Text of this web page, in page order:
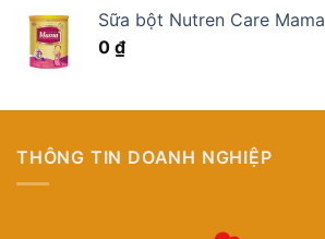
Sữa bột Nutren Care Mama
0 ₫
THÔNG TIN DOANH NGHIỆP